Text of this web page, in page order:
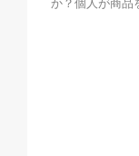
か？個人が商品